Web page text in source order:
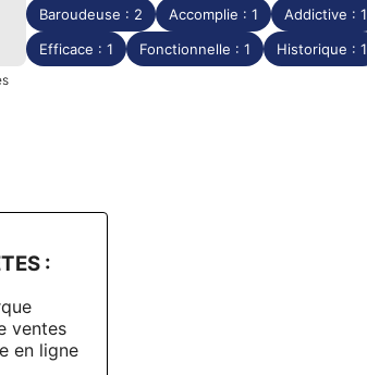
Baroudeuse : 2 Accomplie : 1 Addictive : 1
Efficace : 1
Fonctionnelle : 1 Historique : 1
:
ventes
en ligne